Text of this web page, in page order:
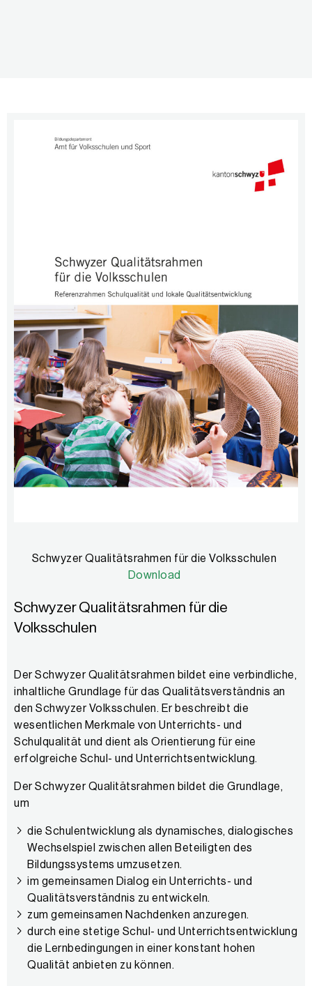
Schwyzer Qualitätsrahmen für die Volksschulen
Download
Schwyzer Qualitätsrahmen für die
Volksschulen
Der Schwyzer Qualitätsrahmen bildet eine verbindliche,
inhaltliche Grundlage für das Qualitätsverständnis an
den Schwyzer Volksschulen. Er beschreibt die
wesentlichen Merkmale von Unterrichts- und
Schulqualität und dient als Orientierung für eine
erfolgreiche Schul- und Unterrichtsentwicklung.
Der Schwyzer Qualitätsrahmen bildet die Grundlage,
um
die Schulentwicklung als dynamisches, dialogisches
Wechselspiel zwischen allen Beteiligten des
Bildungssystems umzusetzen.
im gemeinsamen Dialog ein Unterrichts- und
Qualitätsverständnis zu entwickeln.
zum gemeinsamen Nachdenken anzuregen.
durch eine stetige Schul- und Unterrichtsentwicklung
die Lernbedingungen in einer konstant hohen
Qualität anbieten zu können.